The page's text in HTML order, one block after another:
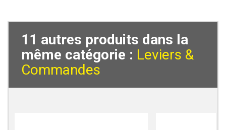
11 autres produits dans la
même catégorie : Leviers &
Commandes